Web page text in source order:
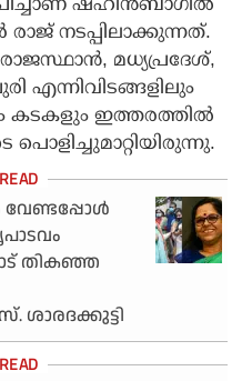
നടപ്പിലാക്കുന്നത്.
മധ്യപ്രദേശ്,
എന്നിവിടങ്ങളിലും
കടകളും ഇത്തരത്തില്‍
തികഞ്ഞ
ശാരദക്കുട്ടി